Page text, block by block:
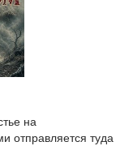
на
отправляется туда